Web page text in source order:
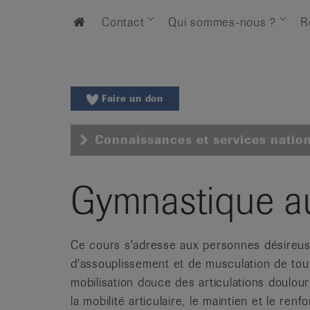
Home
Contact Qui sommes-nous ?
Faire un don
Connaissances et services
Gymnastique
Ce cours s'adresse aux personnes
d'assouplissement et de musculation de
mobilisation douce des articulations
la mobilité articulaire, le maintien et le